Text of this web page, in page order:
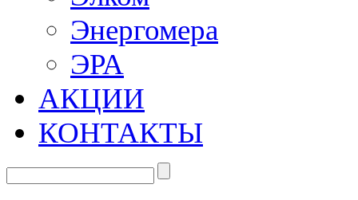
Энергомера
ЭРА
АКЦИИ
КОНТАКТЫ